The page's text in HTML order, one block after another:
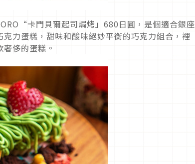
卡門貝爾起司焗烤」680日圓，是個適合銀座
力蛋糕，甜味和酸味絕妙平衡的巧克力組合，裡
侈的蛋糕。